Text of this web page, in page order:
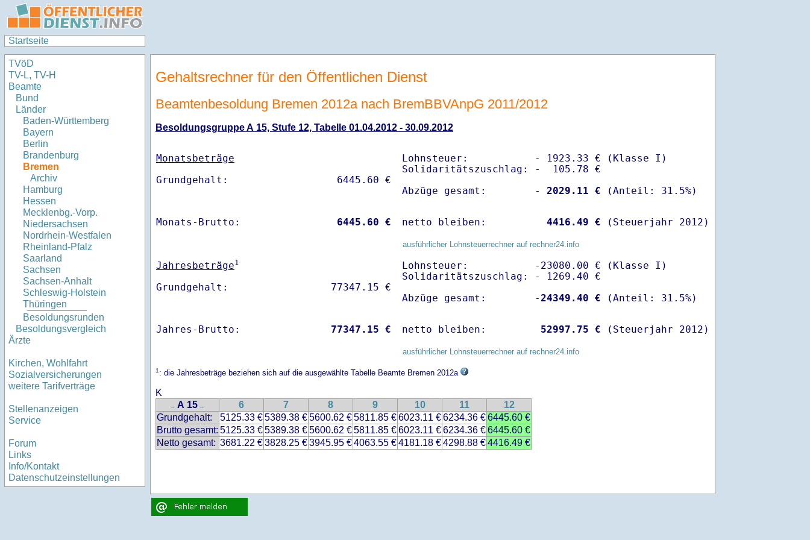
Startseite
TVöD
TV-L, TV-H
Beamte
Bund
Länder
Baden-Württemberg
Bayern
Berlin
Brandenburg
Bremen
Archiv
Hamburg
Hessen
Mecklenbg.-Vorp.
Niedersachsen
Nordrhein-Westfalen
Rheinland-Pfalz
Saarland
Sachsen
Sachsen-Anhalt
Schleswig-Holstein
Thüringen
Besoldungsrunden
Besoldungsvergleich
Ärzte
Kirchen, Wohlfahrt
Sozialversicherungen
weitere Tarifverträge
Stellenanzeigen
Service
Forum
Links
Info/Kontakt
Datenschutzeinstellungen
Gehaltsrechner für den Öffentlichen Dienst
Beamtenbesoldung Bremen 2012a nach BremBBVAnpG 2011/2012
Besoldungsgruppe A 15, Stufe 12, Tabelle 01.04.2012 - 30.09.2012
Monatsbeträge
Lohnsteuer:           - 1923.33 € (Klasse I)
Solidaritätszuschlag: -  105.78 €
Abzüge gesamt:        -
2029.11 €
Monats-Brutto: 6445.60 € netto bleiben: 4416.49 € (Steuerjahr 2012)
ausführlicher Lohnsteuerrechner auf rechner24.info
Jahresbeträge1
Lohnsteuer:           -23080.00 € (Klasse I)
Solidaritätszuschlag: - 1269.40 €
Abzüge gesamt:        -24349.40 €
Jahres-Brutto: 77347.15 € netto bleiben: 52997.75 € (Steuerjahr 2012)
ausführlicher Lohnsteuerrechner auf rechner24.info
1: die Jahresbeträge beziehen sich auf die ausgewählte Tabelle Beamte Bremen 2012a
K
.. A 15 .. 6 7 8 9 10 11
12
Grundgehalt:
5125.33 €5389.38 €5600.62 €5811.85 €6023.11 €6234.36 €6445.60 €
Brutto gesamt: 5125.33 €5389.38 €5600.62 €5811.85 €6023.11 €6234.36 €6445.60 €
Netto gesamt: 3681.22 €3828.25 €3945.95 €4063.55 €4181.18 €4298.88 €4416.49 €